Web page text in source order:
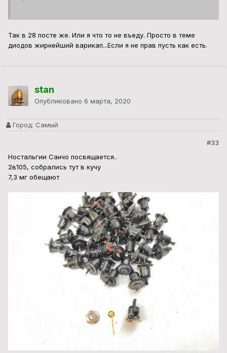
Так в 28 посте же. Или я что то не въеду. Просто в теме
диодов жирнейший варикап...Если я не прав пусть как есть.
stan
Опубликовано 6 марта, 2020
Город: Самый
#33
Ностальгии Санчо посвящается..
2в105, собрались тут в кучу
7,3 мг обещают